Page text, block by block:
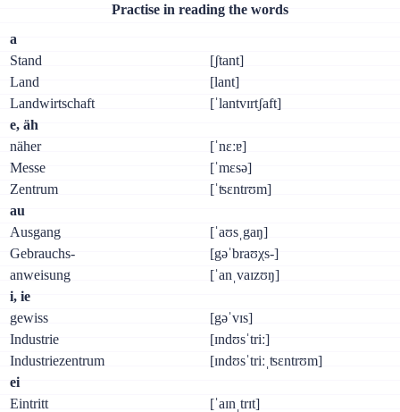
Practise in reading the words
а
Stand
[ʃtant]
Land
[lant]
Landwirtschaft
[ˈlantvɪrtʃaft]
е, äh
näher
[ˈnɛːɐ]
Messe
[ˈmɛsə]
Zentrum
[ˈʦɛntrʊm]
au
Ausgang
[ˈaʊsˌgaŋ]
Gebrauchs-
[gəˈbraʊχs-]
anweisung
[ˈanˌvaɪzʊŋ]
i, ie
gewiss
[gəˈvɪs]
Industrie
[ɪndʊsˈtriː]
Industriezentrum
[ɪndʊsˈtriːˌʦɛntrʊm]
ei
Eintritt
[ˈaɪnˌtrɪt]